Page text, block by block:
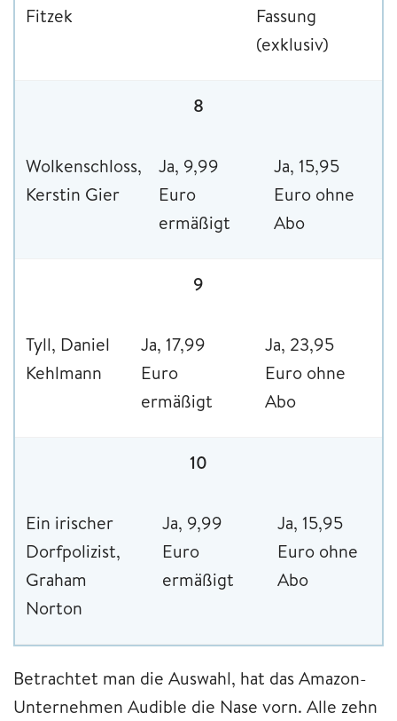
Fitzek
Fassung
(exklusiv)
8
Wolkenschloss,
Kerstin Gier
Ja, 9,99
Euro
ermäßigt
Ja, 15,95
Euro ohne
Abo
9
Tyll, Daniel
Kehlmann
Ja, 17,99
Euro
ermäßigt
Ja, 23,95
Euro ohne
Abo
10
Ein irischer
Dorfpolizist,
Graham
Norton
Ja, 9,99
Euro
ermäßigt
Ja, 15,95
Euro ohne
Abo
Betrachtet man die Auswahl, hat das Amazon-
Unternehmen Audible die Nase vorn. Alle zehn